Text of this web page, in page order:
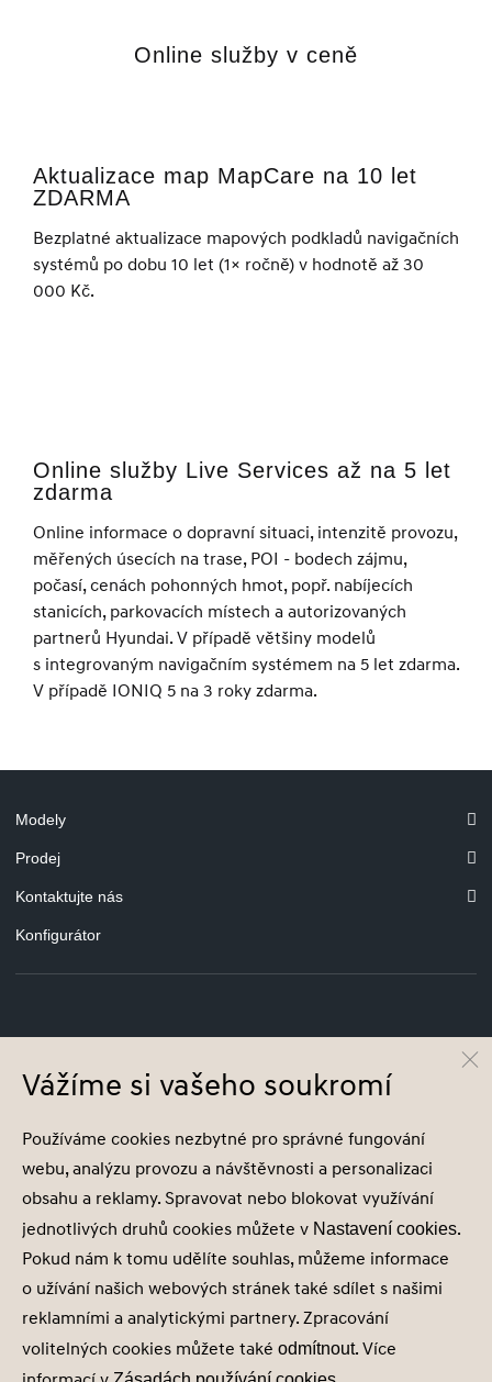
Online služby v ceně
Aktualizace map MapCare na 10 let
ZDARMA
Bezplatné aktualizace mapových podkladů navigačních
systémů po dobu 10 let (1× ročně) v hodnotě až 30
000 Kč.
Online služby Live Services až na 5 let
zdarma
Online informace o dopravní situaci, intenzitě provozu,
měřených úsecích na trase, POI - bodech zájmu,
počasí, cenách pohonných hmot, popř. nabíjecích
stanicích, parkovacích místech a autorizovaných
partnerů Hyundai. V případě většiny modelů
s integrovaným navigačním systémem na 5 let zdarma.
V případě IONIQ 5 na 3 roky zdarma.
Modely
Prodej
Kontaktujte nás
Konfigurátor
Infocentrum
800 800 900
Brně, oddíl C, vložka 40849, IČ 26263955
Nastavení cookies
Zásady zpracování osobních údajů
Seznam příjemců
Správa souhlasů
Obchodní údaje
Vážíme si vašeho soukromí
Používáme cookies nezbytné pro správné fungování
webu, analýzu provozu a návštěvnosti a personalizaci
obsahu a reklamy. Spravovat nebo blokovat využívání
jednotlivých druhů cookies můžete v Nastavení cookies.
Pokud nám k tomu udělíte souhlas, můžeme informace
o užívání našich webových stránek také sdílet s našimi
reklamními a analytickými partnery. Zpracování
volitelných cookies můžete také odmítnout. Více